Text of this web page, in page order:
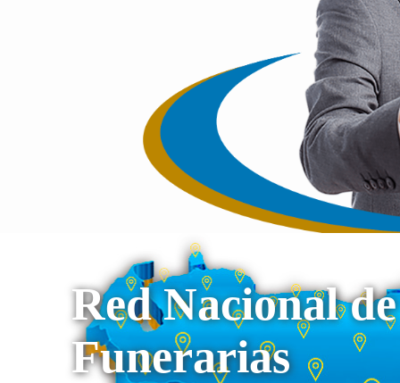
Red Nacional de
Funerarias